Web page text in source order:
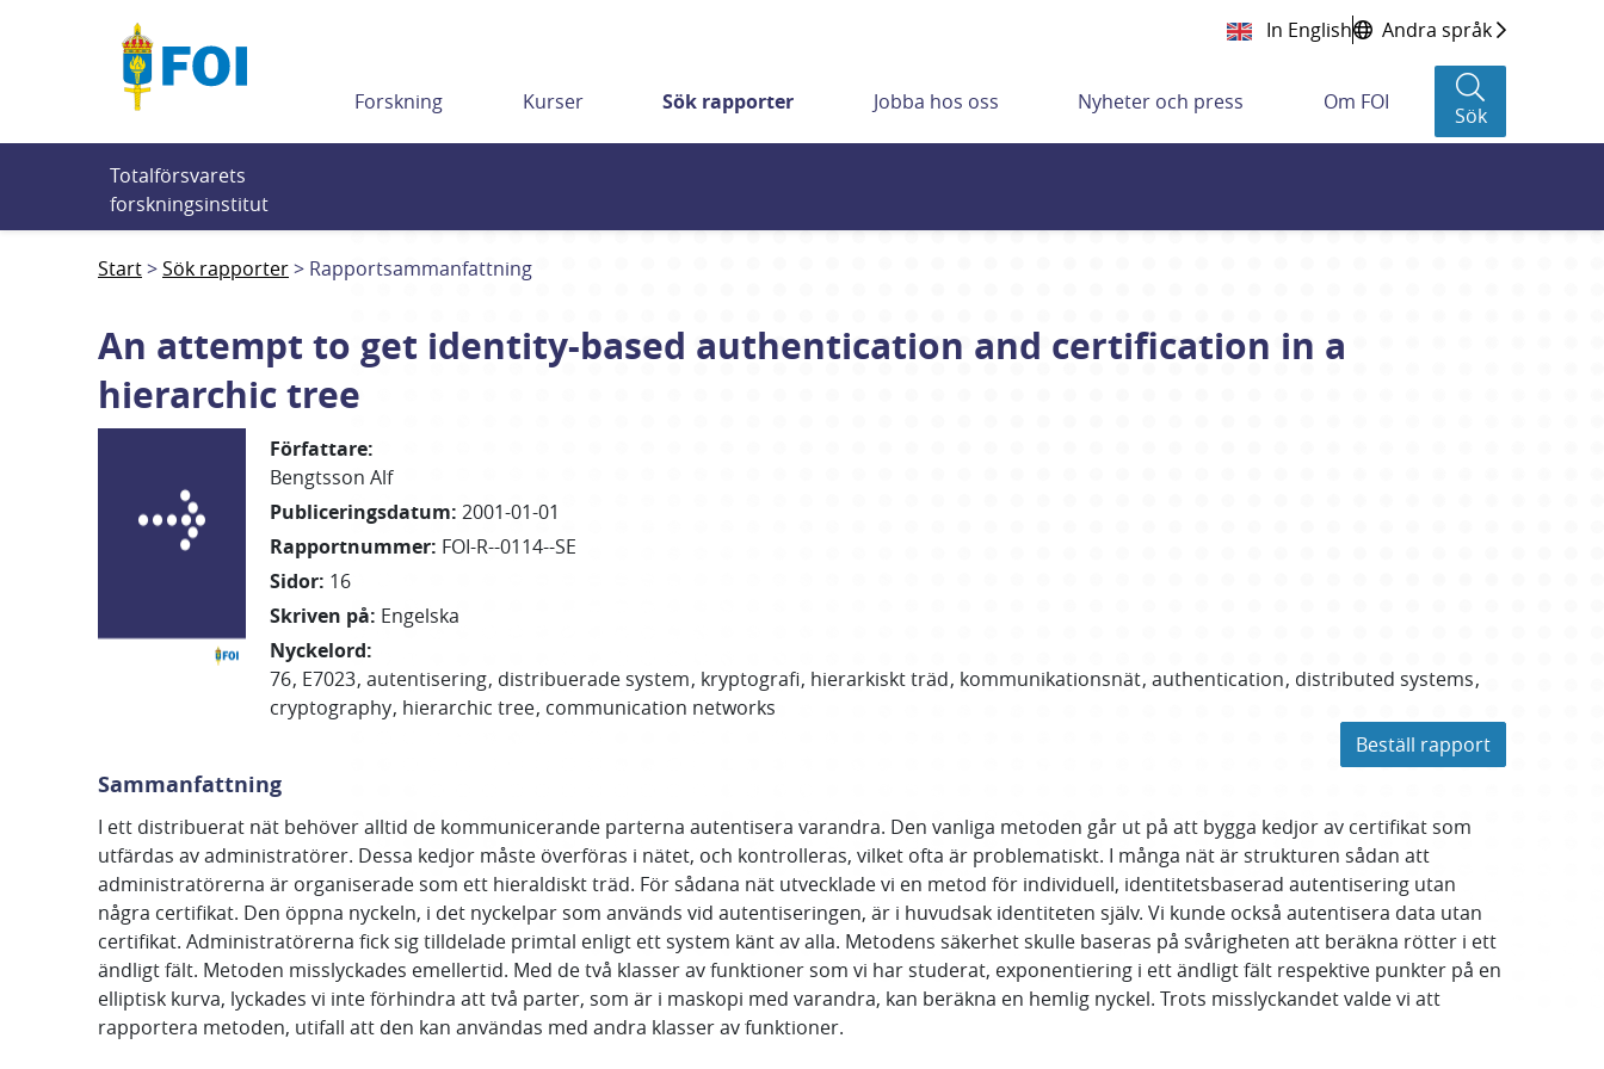
In English Andra språk
Forskning Kurser Sök rapporter Jobba hos oss Nyheter och press Om FOI
Sök
Totalförsvarets
forskningsinstitut
Start Sök rapporter Rapportsammanfattning
An attempt to get identity-based authentication and certification in a
hierarchic tree
Författare:
Bengtsson Alf
Publiceringsdatum: 2001-01-01
Rapportnummer: FOI-R--0114--SE
Sidor: 16
Skriven på: Engelska
Nyckelord:
76 E7023 autentisering distribuerade system kryptografi hierarkiskt träd kommunikationsnät authentication distributed systems
cryptography hierarchic tree communication networks
Beställ rapport
Sammanfattning
I ett distribuerat nät behöver alltid de kommunicerande parterna autentisera varandra. Den vanliga metoden går ut på att bygga kedjor av certifikat som
utfärdas av administratörer. Dessa kedjor måste överföras i nätet, och kontrolleras, vilket ofta är problematiskt. I många nät är strukturen sådan att
administratörerna är organiserade som ett hieraldiskt träd. För sådana nät utvecklade vi en metod för individuell, identitetsbaserad autentisering utan
några certifikat. Den öppna nyckeln, i det nyckelpar som används vid autentiseringen, är i huvudsak identiteten själv. Vi kunde också autentisera data utan
certifikat. Administratörerna fick sig tilldelade primtal enligt ett system känt av alla. Metodens säkerhet skulle baseras på svårigheten att beräkna rötter i ett
ändligt fält. Metoden misslyckades emellertid. Med de två klasser av funktioner som vi har studerat, exponentiering i ett ändligt fält respektive punkter på en
elliptisk kurva, lyckades vi inte förhindra att två parter, som är i maskopi med varandra, kan beräkna en hemlig nyckel. Trots misslyckandet valde vi att
rapportera metoden, utifall att den kan användas med andra klasser av funktioner.